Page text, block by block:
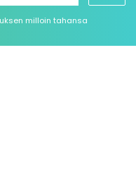
milloin tahansa